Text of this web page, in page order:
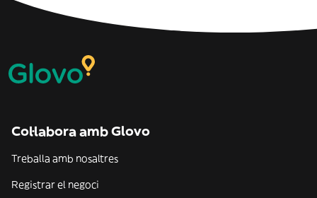
Col·labora amb Glovo
Treballa amb nosaltres
Registrar el negoci